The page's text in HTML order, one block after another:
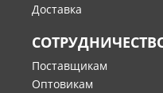
Доставка
Поставщикам
Оптовикам